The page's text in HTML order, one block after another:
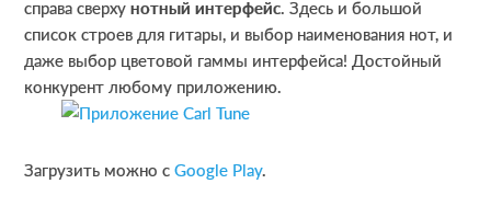
справа сверхунотный интерфейс. Здесь и большой
список строев для гитары, и выбор наименования нот, и
даже выбор цветовой гаммы интерфейса! Достойный
конкурент любому приложению.
Загрузить можно сGoogle Play.